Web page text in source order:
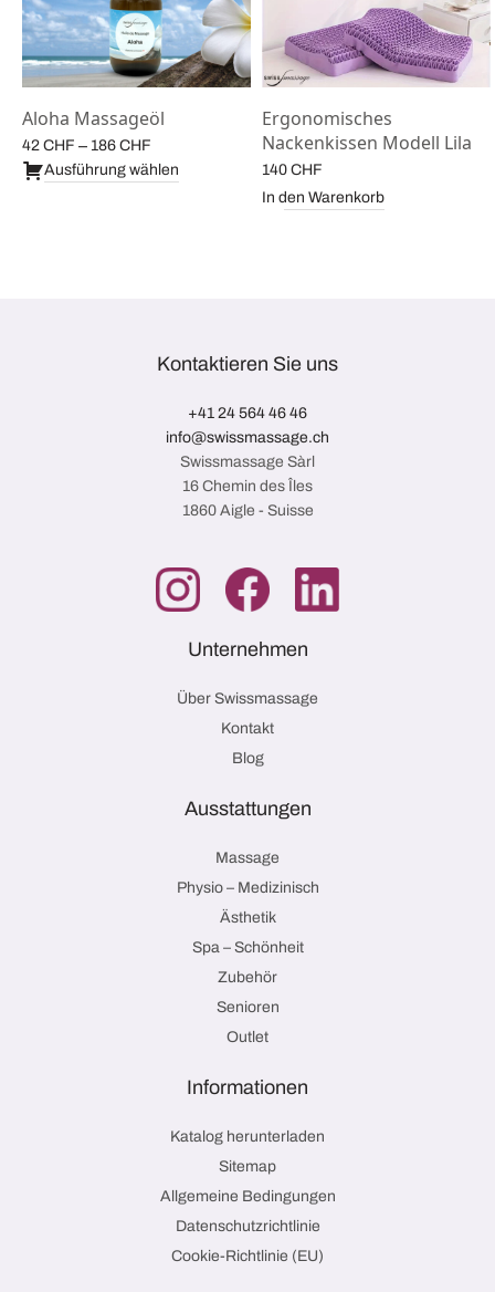
Aloha Massageöl
42 CHF – 186 CHF
42 CHF bis
Ausführung wählen
Ergonomisches
Nackenkissen Modell Lila
140 CHF
In den Warenkorb
Kontaktieren Sie uns
+41 24 564 46 46
info@swissmassage.ch
Swissmassage Sàrl
16 Chemin des Îles
1860 Aigle - Suisse
Unternehmen
Über Swissmassage
Kontakt
Blog
Ausstattungen
Massage
Physio – Medizinisch
Ästhetik
Spa – Schönheit
Zubehör
Senioren
Outlet
Informationen
Katalog herunterladen
Sitemap
Allgemeine Bedingungen
Datenschutzrichtlinie
Cookie-Richtlinie (EU)